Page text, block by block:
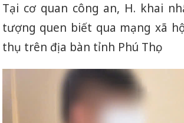
Tại cơ quan công an, H. khai
tượng quen biết qua mạng xã
thụ trên địa bàn tỉnh Phú Thọ.